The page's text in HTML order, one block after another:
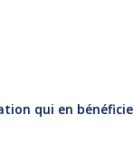
qui en bénéficie